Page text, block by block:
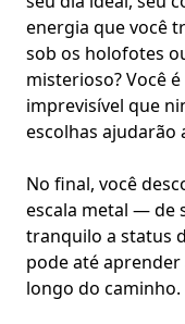
energia que você
sob os holofotes
misterioso? Você
imprevisível que
escolhas ajudarão
No final, você
escala metal — de
tranquilo a status
pode até
longo do caminho.